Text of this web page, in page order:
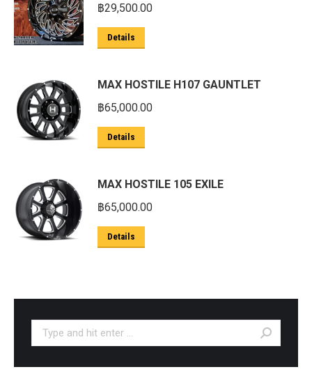
฿29,500.00
Details
MAX HOSTILE H107 GAUNTLET
฿65,000.00
Details
MAX HOSTILE 105 EXILE
฿65,000.00
Details
Search: